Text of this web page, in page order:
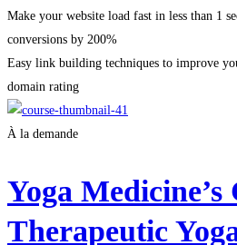
Make your website load fast in less than 1
conversions by 200%
Easy link building techniques to improve
domain rating
À la demande
Yoga Medicine’s
Therapeutic